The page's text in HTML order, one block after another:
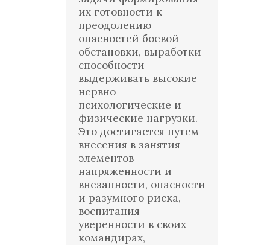
их готовности к
преодолению
опасностей боевой
обстановки, выработки
способности
выдерживать высокие
нервно-
психологические и
физические нагрузки.
Это достигается путем
внесения в занятия
элементов
напряженности и
внезапности, опасности
и разумного риска,
воспитания
уверенности в своих
командирах,